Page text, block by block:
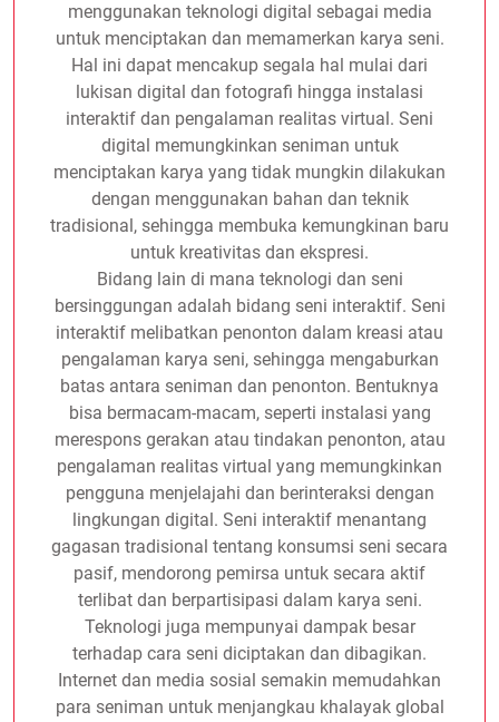
menggunakan teknologi digital sebagai media
untuk menciptakan dan memamerkan karya seni.
Hal ini dapat mencakup segala hal mulai dari
lukisan digital dan fotografi hingga instalasi
interaktif dan pengalaman realitas virtual. Seni
digital memungkinkan seniman untuk
menciptakan karya yang tidak mungkin dilakukan
dengan menggunakan bahan dan teknik
tradisional, sehingga membuka kemungkinan baru
untuk kreativitas dan ekspresi.
Bidang lain di mana teknologi dan seni
bersinggungan adalah bidang seni interaktif. Seni
interaktif melibatkan penonton dalam kreasi atau
pengalaman karya seni, sehingga mengaburkan
batas antara seniman dan penonton. Bentuknya
bisa bermacam-macam, seperti instalasi yang
merespons gerakan atau tindakan penonton, atau
pengalaman realitas virtual yang memungkinkan
pengguna menjelajahi dan berinteraksi dengan
lingkungan digital. Seni interaktif menantang
gagasan tradisional tentang konsumsi seni secara
pasif, mendorong pemirsa untuk secara aktif
terlibat dan berpartisipasi dalam karya seni.
Teknologi juga mempunyai dampak besar
terhadap cara seni diciptakan dan dibagikan.
Internet dan media sosial semakin memudahkan
para seniman untuk menjangkau khalayak global